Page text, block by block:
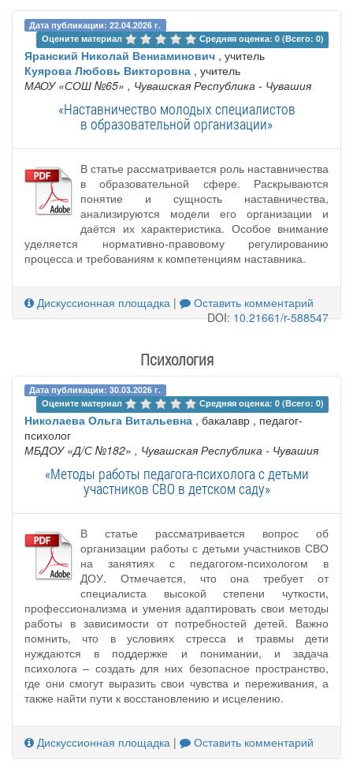
Дата публикации: 22.04.2026 г.
Оцените материал
Средняя оценка: 0 (Всего: 0)
Яранский Николай Вениаминович , учитель
Куярова Любовь Викторовна , учитель
МАОУ «СОШ №65» , Чувашская Республика - Чувашия
«Наставничество молодых специалистов
в образовательной организации»
В статье рассматривается роль наставничества
в образовательной сфере. Раскрываются
понятие и сущность наставничества,
анализируются модели его организации и
даётся их характеристика. Особое внимание
уделяется нормативно-правовому регулированию
процесса и требованиям к компетенциям наставника.
Дискуссионная площадка |
Оставить комментарий
DOI:10.21661/r-588547
Психология
Дата публикации: 30.03.2026 г.
Оцените материал
Средняя оценка: 0 (Всего: 0)
Николаева Ольга Витальевна , бакалавр , педагог-
психолог
МБДОУ «Д/С №182» , Чувашская Республика - Чувашия
«Методы работы педагога-психолога с детьми
участников СВО в детском саду»
В статье рассматривается вопрос об
организации работы с детьми участников СВО
на занятиях с педагогом-психологом в
ДОУ. Отмечается, что она требует от
специалиста высокой степени чуткости,
профессионализма и умения адаптировать свои методы
работы в зависимости от потребностей детей. Важно
помнить, что в условиях стресса и травмы дети
нуждаются в поддержке и понимании, и задача
психолога – создать для них безопасное пространство,
где они смогут выразить свои чувства и переживания, а
также найти пути к восстановлению и исцелению.
Дискуссионная площадка | Оставить комментарий